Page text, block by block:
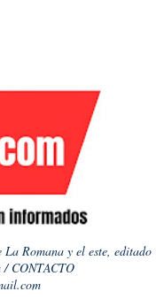
Romana y el este, editado
CONTACTO